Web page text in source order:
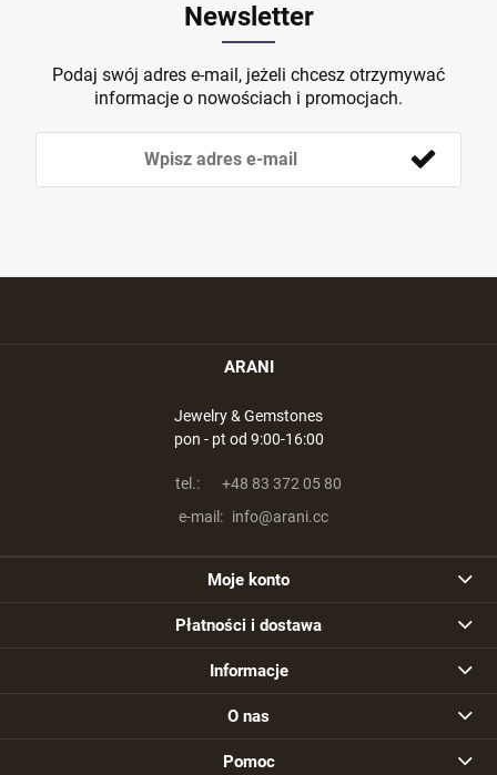
Newsletter
Podaj swój adres e-mail, jeżeli chcesz otrzymywać
informacje o nowościach i promocjach.
ARANI
Jewelry & Gemstones
pon - pt od 9:00-16:00
tel.:
+48 83 372 05 80
e-mail: info@arani.cc
Moje konto
Płatności i dostawa
Informacje
O nas
Pomoc